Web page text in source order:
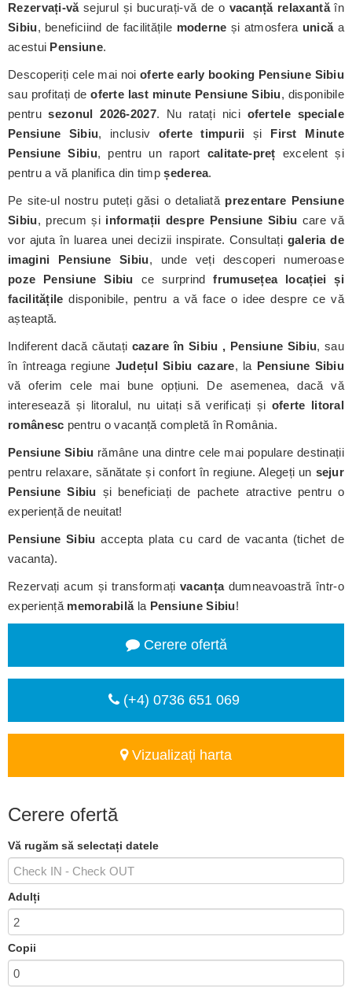
Rezervați-văsejurul și bucurați-vă de o vacanță relaxantăîn
Sibiu, beneficiind de facilitățile moderne și atmosfera unicăa
acestui Pensiune.
Descoperiți cele mai noi oferte early booking Pensiune Sibiu
sau profitați deoferte last minute Pensiune Sibiu, disponibile
pentrusezonul 2026-2027. Nu ratați nici ofertele speciale
Pensiune Sibiu, inclusivoferte timpurii și First Minute
Pensiune Sibiu, pentru un raport calitate-preț excelent și
pentru a vă planifica din timpșederea.
Pe site-ul nostru puteți găsi o detaliată prezentare Pensiune
Sibiu, precum și informații despre Pensiune Sibiu care vă
vor ajuta în luarea unei decizii inspirate. Consultați galeria de
imagini Pensiune Sibiu, unde veți descoperi numeroase
poze Pensiune Sibiu ce surprindfrumusețea locației și
facilitățile disponibile, pentru a vă face o idee despre ce vă
așteaptă.
Indiferent dacă căutați cazare în Sibiu , Pensiune Sibiu, sau
în întreaga regiune Județul Sibiu cazare, la Pensiune Sibiu
vă oferim cele mai bune opțiuni. De asemenea, dacă vă
interesează și litoralul, nu uitați să verificați și oferte litoral
românesc pentru o vacanță completă în România.
Pensiune Sibiu rămâne una dintre cele mai populare destinații
pentru relaxare, sănătate și confort în regiune. Alegeți un sejur
Pensiune Sibiu și beneficiați de pachete atractive pentru o
experiență de neuitat!
Pensiune Sibiu accepta plata cu card de vacanta (tichet de
vacanta).
Rezervați acum și transformațivacanțadumneavoastră într-o
experiență memorabilăla Pensiune Sibiu!
Cerere ofertă
(+4) 0736 651 069
Vizualizați harta
Cerere ofertă
Vă rugăm să selectați datele
Adulți
Copii